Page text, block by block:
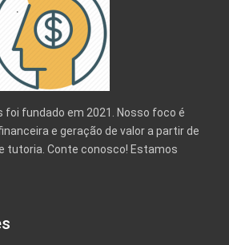
foi fundado em 2021. Nosso foco é
e geração de valor a partir de
tutoria. Conte conosco! Estamos